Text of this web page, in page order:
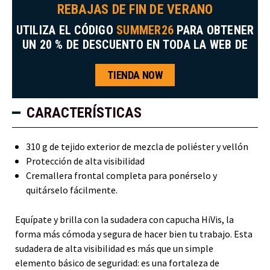
REBAJAS DE FIN DE VERANO
UTILIZA EL CÓDIGO SUMMER26 PARA OBTENER
UN 20 % DE DESCUENTO EN TODA LA WEB DE
TIENDA NOW
CARACTERÍSTICAS
310 g de tejido exterior de mezcla de poliéster y vellón
Protección de alta visibilidad
Cremallera frontal completa para ponérselo y
quitárselo fácilmente.
Equípate y brilla con la sudadera con capucha HiVis, la
forma más cómoda y segura de hacer bien tu trabajo. Esta
sudadera de alta visibilidad es más que un simple
elemento básico de seguridad: es una fortaleza de